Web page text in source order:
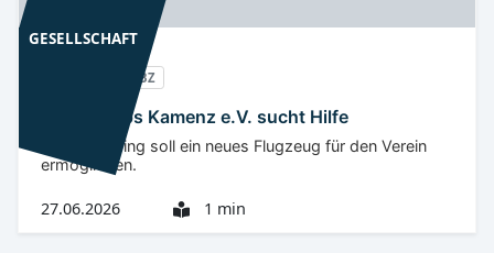
GESELLSCHAFT
BZ
Fliegerclubs Kamenz e.V. sucht Hilfe
Crowdfunding soll ein neues Flugzeug für den Verein
ermöglichen.
27.06.2026 1 min